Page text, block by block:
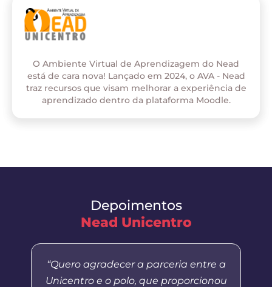
O Ambiente Virtual de Aprendizagem do Nead
está de cara nova! Lançado em 2024, o AVA - Nead
traz recursos que visam melhorar a experiência de
aprendizado dentro da plataforma Moodle.
Depoimentos
Nead Unicentro
“Quero agradecer a parceria entre a
Unicentro e o polo, que proporcionou